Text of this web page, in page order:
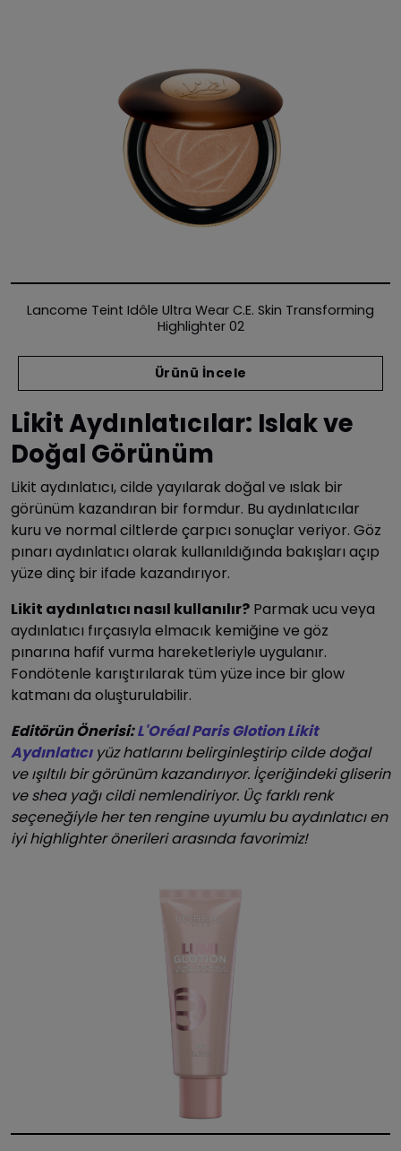
Lancome Teint Idôle Ultra Wear C.e. Skin Transforming
Highlighter 02
Ürünü İncele
Likit Aydınlatıcılar: Islak ve
Doğal Görünüm
Likit aydınlatıcı, cilde yayılarak doğal ve ıslak bir
görünüm kazandıran bir formdur. Bu aydınlatıcılar
kuru ve normal ciltlerde çarpıcı sonuçlar veriyor. Göz
pınarı aydınlatıcı olarak kullanıldığında bakışları açıp
yüze dinç bir ifade kazandırıyor.
Likit aydınlatıcı nasıl kullanılır? Parmak ucu veya
aydınlatıcı fırçasıyla elmacık kemiğine ve göz
pınarına hafif vurma hareketleriyle uygulanır.
Fondötenle karıştırılarak tüm yüze ince bir glow
katmanı da oluşturulabilir.
Editörün Önerisi:L'Oréal Paris Glotion Likit
Aydınlatıcıyüz hatlarını belirginleştirip cilde doğal
ve ışıltılı bir görünüm kazandırıyor. İçeriğindeki gliserin
ve shea yağı cildi nemlendiriyor. Üç farklı renk
seçeneğiyle her ten rengine uyumlu bu aydınlatıcı en
iyi highlighter önerileri arasında favorimiz!